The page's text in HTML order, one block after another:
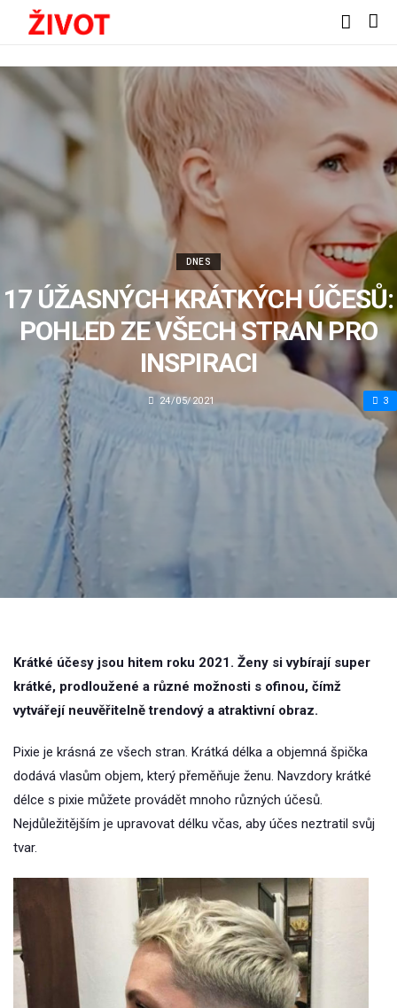
DNES
17 ÚŽASNÝCH KRÁTKÝCH ÚČESŮ:
POHLED ZE VŠECH STRAN PRO
INSPIRACI
24/05/2021 3
Krátké účesy jsou hitem roku 2021. Ženy si vybírají super
krátké, prodloužené a různé možnosti s ofinou, čímž
vytvářejí neuvěřitelně trendový a atraktivní obraz.
Pixie je krásná ze všech stran. Krátká délka a objemná špička
dodává vlasům objem, který přeměňuje ženu. Navzdory krátké
délce s pixie můžete provádět mnoho různých účesů.
Nejdůležitějším je upravovat délku včas, aby účes neztratil svůj
tvar.